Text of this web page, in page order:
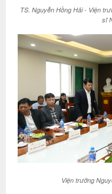
TS. Nguyễn Hồng Hải - Viện
sĩ
Viện trưởng